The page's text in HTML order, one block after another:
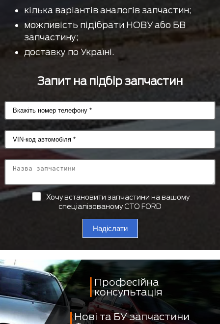
кілька варіантів аналогів запчастин;
можливість підібрати НОВУ або БВ
запчастину;
доставку по Україні.
Запит на підбір запчастин
Хочу встановити запчастини на вашому
спеціалізованому СТО FORD
Надіслати
Професійна
консультація
Нові та БУ запчастини